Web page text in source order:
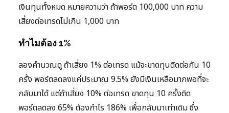
เงินทุนทั้งหมด หมายความว่า ถ้าพอร์ต 100,000 บาท ความ
เสี่ยงต่อเทรดไม่เกิน 1,000 บาท
ทำไมต้อง 1%
ลองคำนวณดู ถ้าเสี่ยง 1% ต่อเทรด แม้จะขาดทุนติดต่อกัน 10
ครั้ง พอร์ตลดลงแค่ประมาณ 9.5% ยังมีเงินเหลือมากพอที่จะ
กลับมาได้ แต่ถ้าเสี่ยง 10% ต่อเทรด ขาดทุน 10 ครั้งติด
พอร์ตลดลง 65% ต้องกำไร 186% เพื่อกลับมาเท่าเดิม ซึ่ง